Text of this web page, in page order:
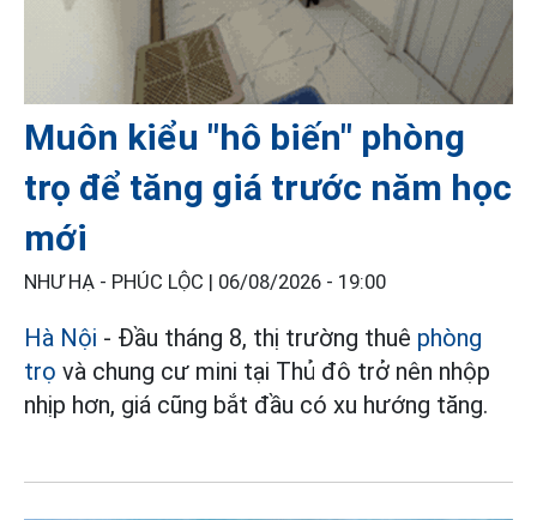
Muôn kiểu "hô biến" phòng
trọ để tăng giá trước năm học
mới
NHƯ HẠ - PHÚC LỘC | 06/08/2026 - 19:00
Hà Nội - Đầu tháng 8, thị trường thuê phòng
trọ và chung cư mini tại Thủ đô trở nên nhộp
nhịp hơn, giá cũng bắt đầu có xu hướng tăng.